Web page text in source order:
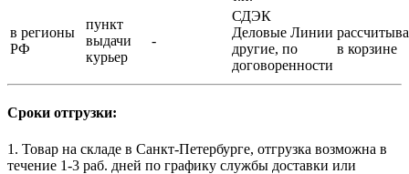
в регионы
РФ
пункт
выдачи
курьер
-
СДЭК
Деловые Линии
другие, по
договоренности
в корзине
Сроки отгрузки:
1. Товар на складе в Санкт-Петербурге, отгрузка возможна в
течение 1-3 раб. дней по графику службы доставки или